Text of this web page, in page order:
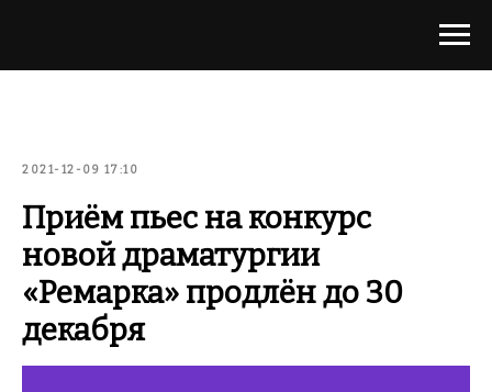
2021-12-09 17:10
Приём пьес на конкурс
новой драматургии
«Ремарка» продлён до 30
декабря